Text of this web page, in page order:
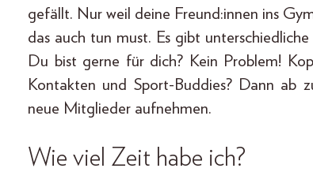
gefällt. Nur weil deine Freund:innen ins
das auch tun must. Es gibt
Du bist gerne für dich? Kein Problem!
Kontakten und Sport-Buddies? Dann ab
neue Mitglieder aufnehmen.
Wie viel Zeit habe ich?